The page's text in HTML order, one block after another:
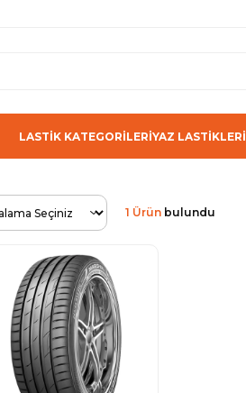
LASTİK KATEGORİLERİYAZ LASTİKLERİ
1 Ürün